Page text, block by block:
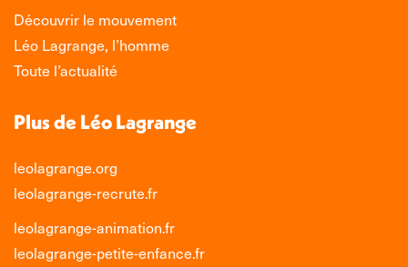
Découvrir le mouvement
Léo Lagrange, l’homme
Toute l’actualité
Plus de Léo Lagrange
leolagrange.org
leolagrange-recrute.fr
leolagrange-animation.fr
leolagrange-petite-enfance.fr